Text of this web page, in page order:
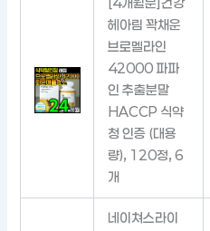
[4개월분]건강
헤아림 꽉채운
브로멜라인
42000 파파
인 추출분말
HACCP 식약
청 인증 (대용
량), 120정, 6
개
네이쳐스라이